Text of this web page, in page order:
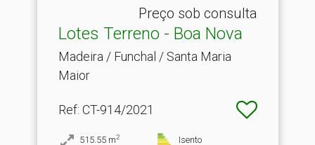
Preço sob consulta
Lotes Terreno - Boa Nova
Madeira / Funchal / Santa Maria
Maior
Ref: CT-914/2021
515.55 m2 Isento